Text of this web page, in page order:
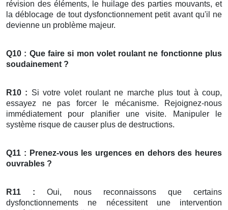
révision des éléments, le huilage des parties mouvants, et
la déblocage de tout dysfonctionnement petit avant qu'il ne
devienne un problème majeur.
Q10 : Que faire si mon volet roulant ne fonctionne plus
soudainement ?
R10 : Si votre volet roulant ne marche plus tout à coup,
essayez ne pas forcer le mécanisme. Rejoignez-nous
immédiatement pour planifier une visite. Manipuler le
système risque de causer plus de destructions.
Q11 : Prenez-vous les urgences en dehors des heures
ouvrables ?
R11 : Oui, nous reconnaissons que certains
dysfonctionnements ne nécessitent une intervention